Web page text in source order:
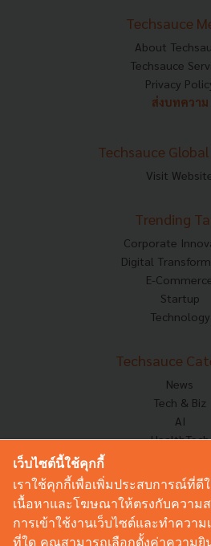
Techsauce
About
Techsauce
Privacy
ส่งบทความ
Techsauce
Visit
Trending
Corporate
Digital
E-
Startup
Technology
Techsauce
News
Tech & Biz
AI
HealthTech
Corp Innov
Saucy
Based On
Sustainable
เว็บไซต์นี้ใช้คุกกี้
เราใช้คุกกี้เพื่อเพิ่มประสบการณ์ที่ดี
เนื้อหาและโฆษณาให้ตรงกับความส
การเข้าใช้งานเว็บไซต์และทำความ
ที่ใด คุณสามารถเลือกตั้งค่าความยิ